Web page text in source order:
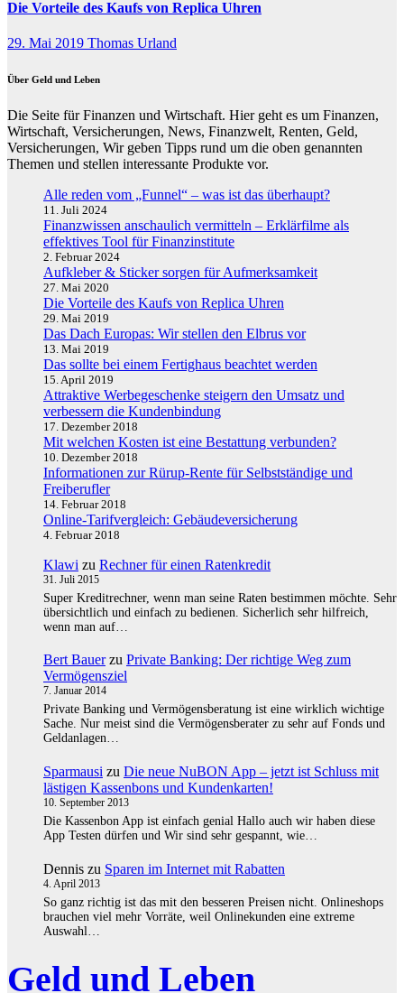
Die Vorteile des Kaufs von Replica Uhren
29. Mai 2019 Thomas Urland
Über Geld und Leben
Die Seite für Finanzen und Wirtschaft. Hier geht es um Finanzen,
Wirtschaft, Versicherungen, News, Finanzwelt, Renten, Geld,
Versicherungen, Wir geben Tipps rund um die oben genannten
Themen und stellen interessante Produkte vor.
Alle reden vom „Funnel“ – was ist das überhaupt?
11. Juli 2024
Finanzwissen anschaulich vermitteln – Erklärfilme als
effektives Tool für Finanzinstitute
2. Februar 2024
Aufkleber & Sticker sorgen für Aufmerksamkeit
27. Mai 2020
Die Vorteile des Kaufs von Replica Uhren
29. Mai 2019
Das Dach Europas: Wir stellen den Elbrus vor
13. Mai 2019
Das sollte bei einem Fertighaus beachtet werden
15. April 2019
Attraktive Werbegeschenke steigern den Umsatz und
verbessern die Kundenbindung
17. Dezember 2018
Mit welchen Kosten ist eine Bestattung verbunden?
10. Dezember 2018
Informationen zur Rürup-Rente für Selbstständige und
Freiberufler
14. Februar 2018
Online-Tarifvergleich: Gebäudeversicherung
4. Februar 2018
Klawi zu Rechner für einen Ratenkredit
31. Juli 2015
Super Kreditrechner, wenn man seine Raten bestimmen möchte. Sehr
übersichtlich und einfach zu bedienen. Sicherlich sehr hilfreich,
wenn man auf…
Bert Bauerzu Private Banking: Der richtige Weg zum
Vermögensziel
7. Januar 2014
Private Banking und Vermögensberatung ist eine wirklich wichtige
Sache. Nur meist sind die Vermögensberater zu sehr auf Fonds und
Geldanlagen…
Sparmausi zu Die neue NuBON App – jetzt ist Schluss mit
lästigen Kassenbons und Kundenkarten!
10. September 2013
Die Kassenbon App ist einfach genial Hallo auch wir haben diese
App Testen dürfen und Wir sind sehr gespannt, wie…
Dennis zu Sparen im Internet mit Rabatten
4. April 2013
So ganz richtig ist das mit den besseren Preisen nicht. Onlineshops
brauchen viel mehr Vorräte, weil Onlinekunden eine extreme
Auswahl…
Geld und Leben